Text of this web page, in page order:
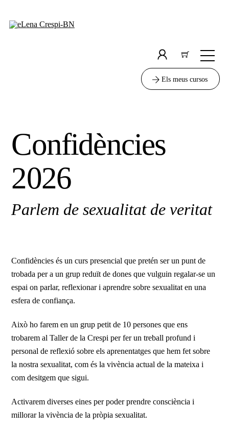
labelEls meus cursos
Confidències
2026
Parlem de sexualitat de veritat
Confidències és un curs presencial que pretén ser un punt de
trobada per a un grup reduït de dones que vulguin regalar-se un
espai on parlar, reflexionar i aprendre sobre sexualitat en una
esfera de confiança.
Això ho farem en un grup petit de 10 persones que ens
trobarem al Taller de la Crespi per fer un treball profund i
personal de reflexió sobre els aprenentatges que hem fet sobre
la nostra sexualitat, com és la vivència actual de la mateixa i
com desitgem que sigui.
Activarem diverses eines per poder prendre consciència i
millorar la vivència de la pròpia sexualitat.